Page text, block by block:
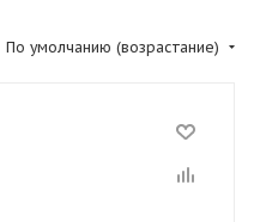
По умолчанию (возрастание)